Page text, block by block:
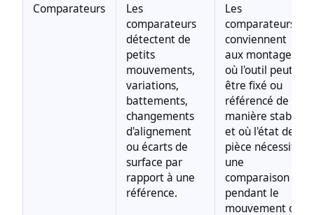
Comparateurs
Les
comparateurs
détectent de
petits
mouvements,
variations,
battements,
changements
d'alignement
ou écarts de
surface par
rapport à une
référence.
Les
comparateurs
conviennent
aux montages
où l'outil peut
être fixé ou
référencé de
manière stable
et où l'état de la
pièce nécessite
une
comparaison
pendant le
mouvement ou